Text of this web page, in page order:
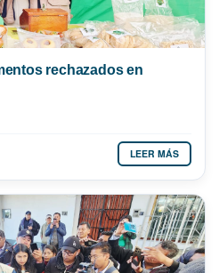
rechazados en
LEER MÁS